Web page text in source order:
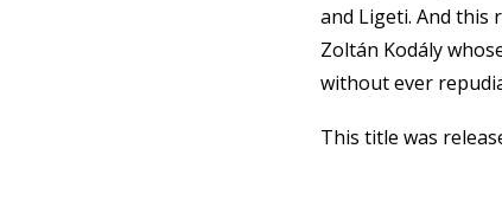
and Ligeti. And
Zoltán Kodály
without ever
This title was